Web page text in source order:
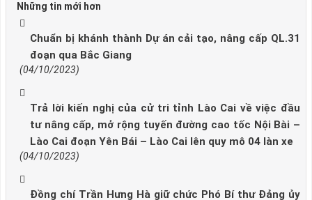
Những tin mới hơn
Chuẩn bị khánh thành Dự án cải tạo, nâng cấp QL.31
đoạn qua Bắc Giang
(04/10/2023)
Trả lời kiến nghị của cử tri tỉnh Lào Cai về việc đầu
tư nâng cấp, mở rộng tuyến đường cao tốc Nội Bài –
Lào Cai đoạn Yên Bái – Lào Cai lên quy mô 04 làn xe
(04/10/2023)
Đồng chí Trần Hưng Hà giữ chức Phó Bí thư Đảng ủy